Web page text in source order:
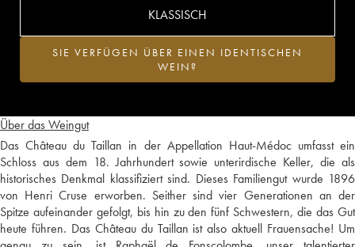
Über das Weingut
Das Château du Taillan in der Appellation Haut-Médoc umfasst ein
Schloss aus dem 18. Jahrhundert sowie unterirdische Keller, die als
historisches Denkmal klassifiziert sind. Dieses Familiengut wurde 1896
von Henri Cruse erworben. Seither sind vier Generationen an der
Spitze aufeinander gefolgt, bis hin zu den fünf Schwestern, die das Gut
heute führen. Das Château du Taillan ist also aktuell Frauensache! Um
KLASSISCH
SIE VERFÜGEN ÜBER EINEN IDENTISCHEN
WEIN?